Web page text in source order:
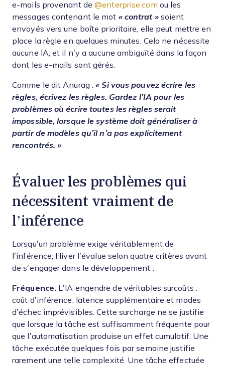
e-mails provenant de@enterprise.com ou les
messages contenant le mot « contrat »soient
envoyés vers une boîte prioritaire, elle peut mettre en
place la règle en quelques minutes. Cela ne nécessite
aucune IA, et il n’y a aucune ambiguïté dans la façon
dont les e-mails sont gérés.
Comme le dit Anurag :« Si vous pouvez écrire les
règles, écrivez les règles. Gardez l’IA pour les
problèmes où écrire toutes les règles serait
impossible, lorsque le système doit généraliser à
partir de modèles qu’il n’a pas explicitement
rencontrés. »
Évaluer les problèmes qui
nécessitent vraiment de
l’inférence
Lorsqu’un problème exige véritablement de
l’inférence, Hiver l’évalue selon quatre critères avant
de s’engager dans le développement :
Fréquence. L’IA engendre de véritables surcoûts :
coût d’inférence, latence supplémentaire et modes
d’échec imprévisibles. Cette surcharge ne se justifie
que lorsque la tâche est suffisamment fréquente pour
que l’automatisation produise un effet cumulatif. Une
tâche exécutée quelques fois par semaine justifie
rarement une telle complexité. Une tâche effectuée